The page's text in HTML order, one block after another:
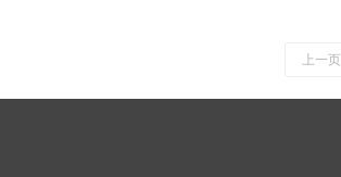
上一页